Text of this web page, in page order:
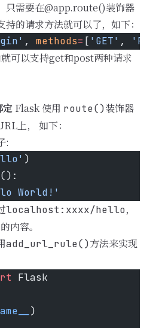
只需要在@app.route()装饰器
的请求方法就可以了，如下：
, methods= [ 'GET' ,
可以支持get和post两种请求
定 Flask 使用 route()装饰器
上， 如下：
:
)
():
World!'
localhost:xxxx/hello，
内容。
add_url_rule()方法来实现
Flask
)